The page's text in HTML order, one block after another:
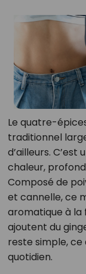
Le quatre-
traditionnel
d’ailleurs.
chaleur,
Composé de
et cannelle, ce
aromatique à la
ajoutent du
reste simple, ce
quotidien.